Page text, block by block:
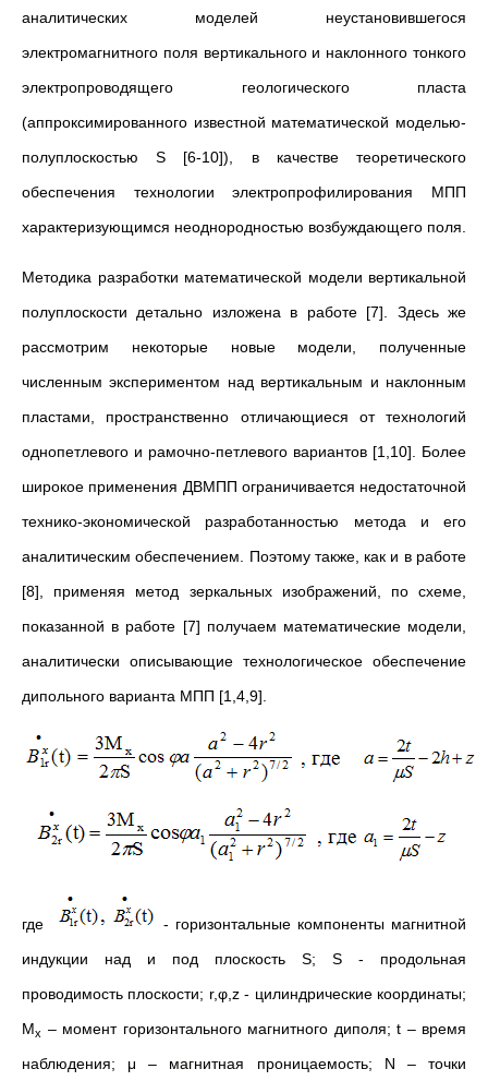
аналитических моделей неустановившегося
электромагнитного поля вертикального и наклонного тонкого
электропроводящего геологического пласта
(аппроксимированного известной математической моделью-
полуплоскостью S [6-10]), в качестве теоретического
обеспечения технологии электропрофилирования МПП
характеризующимся неоднородностью возбуждающего поля.
Методика разработки математической модели вертикальной
полуплоскости детально изложена в работе [7]. Здесь же
рассмотрим некоторые новые модели, полученные
численным экспериментом над вертикальным и наклонным
пластами, пространственно отличающиеся от технологий
однопетлевого и рамочно-петлевого вариантов [1,10]. Более
широкое применения ДВМПП ограничивается недостаточной
технико-экономической разработанностью метода и его
аналитическим обеспечением. Поэтому также, как и в работе
[8], применяя метод зеркальных изображений, по схеме,
показанной в работе [7] получаем математические модели,
аналитически описывающие технологическое обеспечение
дипольного варианта МПП [1,4,9].
где
- горизонтальные компоненты магнитной
индукции над и под плоскость S; S - продольная
проводимость плоскости; r,φ,z - цилиндрические координаты;
Mх – момент горизонтального магнитного диполя; t – время
наблюдения; μ – магнитная проницаемость; N – точки